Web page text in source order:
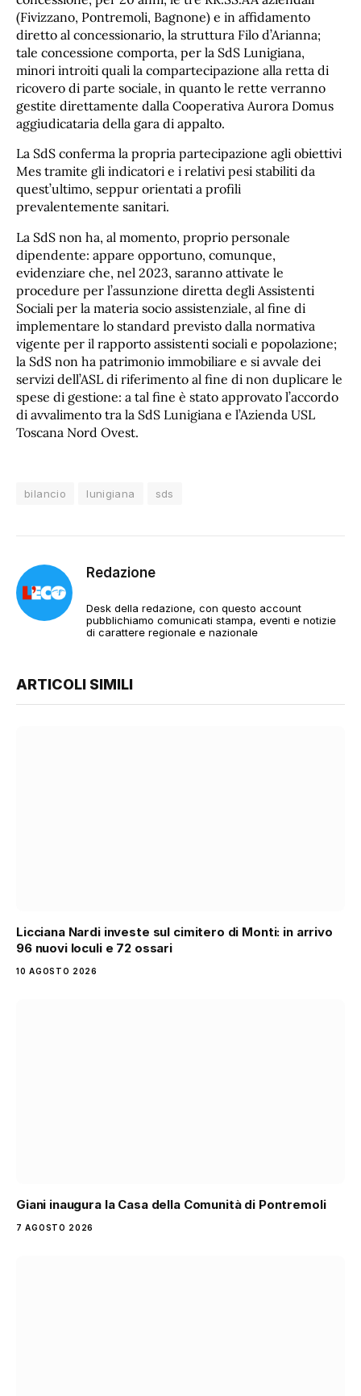
(Fivizzano, Pontremoli, Bagnone) e in affidamento
diretto al concessionario, la struttura Filo d’Arianna;
tale concessione comporta, per la SdS Lunigiana,
minori introiti quali la compartecipazione alla retta di
ricovero di parte sociale, in quanto le rette verranno
gestite direttamente dalla Cooperativa Aurora Domus
aggiudicataria della gara di appalto.
La SdS conferma la propria partecipazione agli obiettivi
Mes tramite gli indicatori e i relativi pesi stabiliti da
quest’ultimo, seppur orientati a profili
prevalentemente sanitari.
La SdS non ha, al momento, proprio personale
dipendente: appare opportuno, comunque,
evidenziare che, nel 2023, saranno attivate le
procedure per l’assunzione diretta degli Assistenti
Sociali per la materia socio assistenziale, al fine di
implementare lo standard previsto dalla normativa
vigente per il rapporto assistenti sociali e popolazione;
la SdS non ha patrimonio immobiliare e si avvale dei
servizi dell’ASL di riferimento al fine di non duplicare le
spese di gestione: a tal fine è stato approvato l’accordo
di avvalimento tra la SdS Lunigiana e l’Azienda USL
Toscana Nord Ovest.
bilancio lunigiana sds
Redazione
Desk della redazione, con questo account
pubblichiamo comunicati stampa, eventi e notizie
di carattere regionale e nazionale
ARTICOLI SIMILI
Licciana Nardi investe sul cimitero di Monti: in arrivo
96 nuovi loculi e 72 ossari
10 AGOSTO 2026
Giani inaugura la Casa della Comunità di Pontremoli
7 AGOSTO 2026